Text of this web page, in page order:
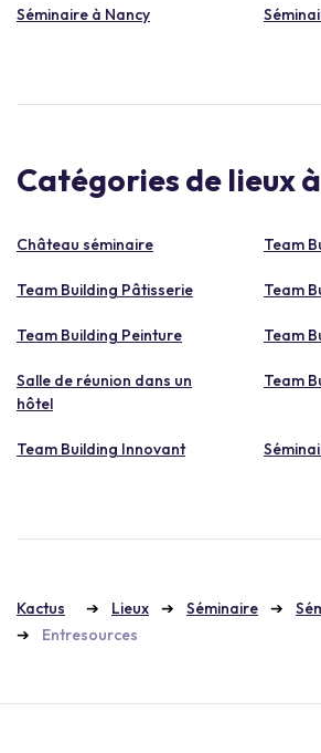
Séminaire à Nancy
Catégories de lieux
Château séminaire Team
Team Building Pâtisserie Team
Team Building Peinture Team
Salle de réunion dans un
hôtel
Team
Team Building Innovant
Kactus Lieux Séminaire
Entresources